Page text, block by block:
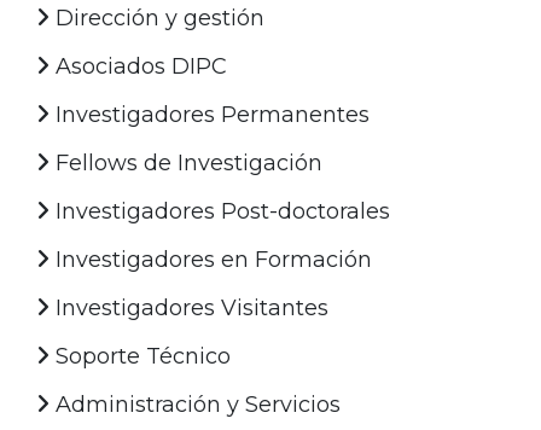
Dirección y gestión
Asociados DIPC
Investigadores Permanentes
Fellows de Investigación
Investigadores Post-doctorales
Investigadores en Formación
Investigadores Visitantes
Soporte Técnico
Administración y Servicios